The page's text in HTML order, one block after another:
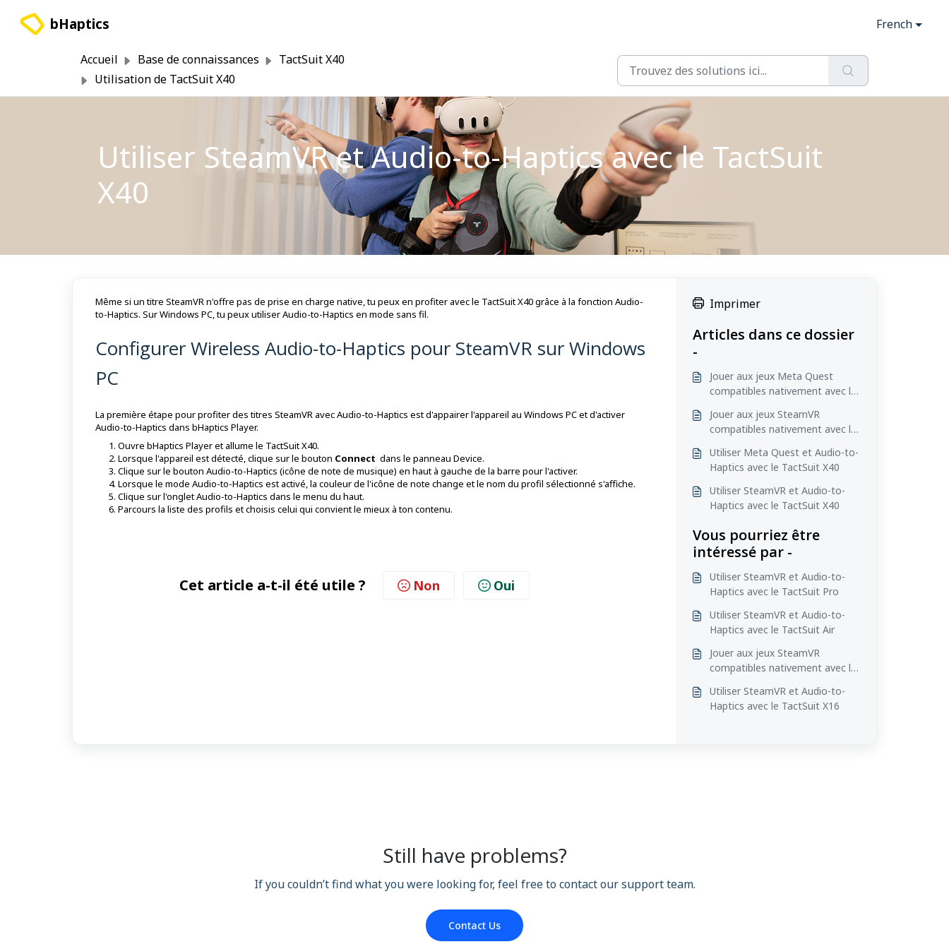
bHaptics French
Accueil Base de connaissances
TactSuit X40
Utilisation de TactSuit X40
Utiliser SteamVR et Audio-to-Haptics avec le TactSuit
X40
Même si un titre SteamVR n'offre pas de prise en charge native, tu peux en profiter avec le TactSuit X40 grâce à la fonction Audio-
to-Haptics. Sur Windows PC, tu peux utiliser Audio-to-Haptics en mode sans fil.
Configurer Wireless Audio-to-Haptics pour SteamVR sur Windows
PC
La première étape pour profiter des titres SteamVR avec Audio-to-Haptics est d'appairer l'appareil au Windows PC et d'activer
Audio-to-Haptics dans bHaptics Player.
Ouvre bHaptics Player et allume le TactSuit X40.
Lorsque l'appareil est détecté, clique sur le bouton Connect dans le panneau Device.
Clique sur le bouton Audio-to-Haptics (icône de note de musique) en haut à gauche de la barre pour l'activer.
Lorsque le mode Audio-to-Haptics est activé, la couleur de l'icône de note change et le nom du profil sélectionné s'affiche.
Clique sur l'onglet Audio-to-Haptics dans le menu du haut.
Parcours la liste des profils et choisis celui qui convient le mieux à ton contenu.
Cet article a-t-il été utile ? Non Oui
Imprimer
Articles dans ce dossier
-
Jouer aux jeux Meta Quest
compatibles nativement avec le
Jouer aux jeux SteamVR
compatibles nativement avec le
Utiliser Meta Quest et Audio-to-
Haptics avec le TactSuit X40
Utiliser SteamVR et Audio-to-
Haptics avec le TactSuit X40
Vous pourriez être
intéressé par -
Utiliser SteamVR et Audio-to-
Haptics avec le TactSuit Pro
Utiliser SteamVR et Audio-to-
Haptics avec le TactSuit Air
Jouer aux jeux SteamVR
compatibles nativement avec le
Utiliser SteamVR et Audio-to-
Haptics avec le TactSuit X16
Still have problems?
If you couldn’t find what you were looking for, feel free to contact our support team.